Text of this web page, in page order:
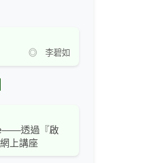
◎ 李碧如
透過『啟
上講座